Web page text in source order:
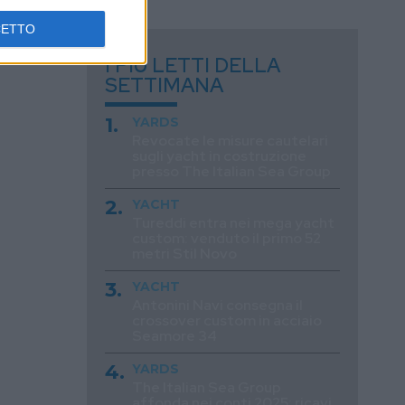
I PIÙ LETTI DELLA
SETTIMANA
YARDS
YACHT
YACHT
YARDS